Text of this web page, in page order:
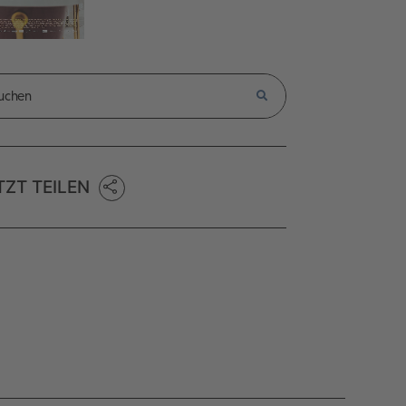
TEILEN